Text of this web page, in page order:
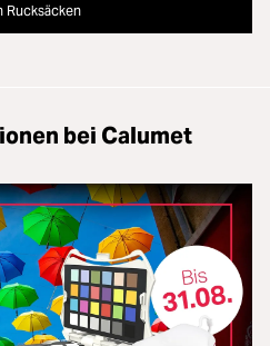
Rucksäcken
bei Calumet